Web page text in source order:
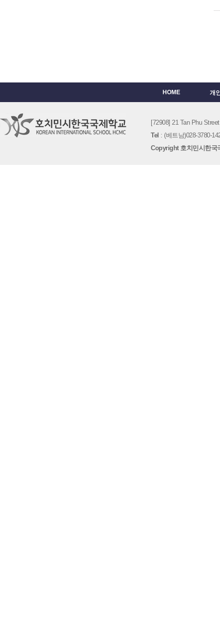
HOME 개
[72908] 21 Tan Phu
Tel : (베트남)028-3780-
Copyright 호치민시한국